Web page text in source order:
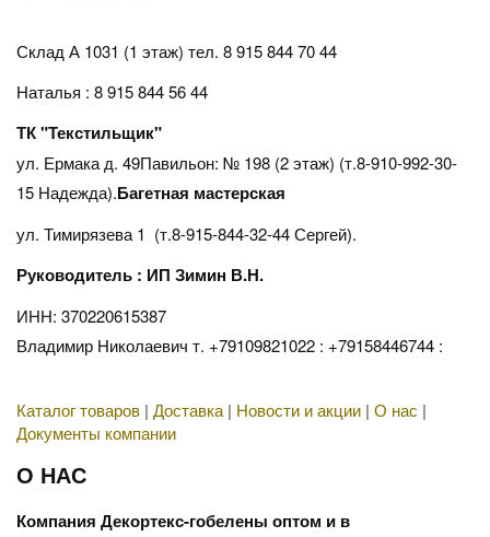
Склад А 1031 (1 этаж) тел. 8 915 844 70 44
Наталья : 8 915 844 56 44
ТК "Текстильщик"
ул. Ермака д. 49Павильон: № 198 (2 этаж) (т.8-910-992-30-
15 Надежда).Багетная мастерская
ул. Тимирязева 1 (т.8-915-844-32-44 Сергей).
Руководитель : ИП Зимин В.Н.
ИНН: 370220615387
Владимир Николаевич т. +79109821022 : +79158446744 :
Каталог товаров | Доставка | Новости и акции | О нас |
Документы компании
О НАС
Компания Декортекс-гобелены оптом и в